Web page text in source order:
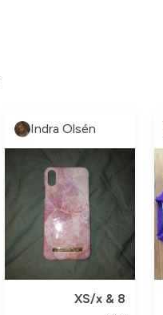
Indra Olsén
XS/x & 8